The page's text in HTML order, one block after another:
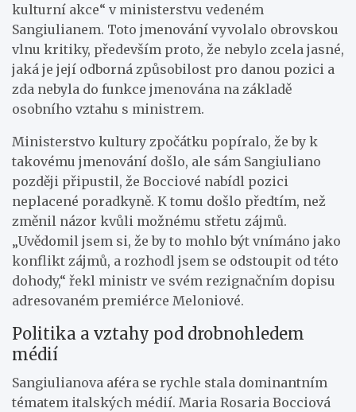
kulturní akce“ v ministerstvu vedeném
Sangiulianem. Toto jmenování vyvolalo obrovskou
vlnu kritiky, především proto, že nebylo zcela jasné,
jaká je její odborná způsobilost pro danou pozici a
zda nebyla do funkce jmenována na základě
osobního vztahu s ministrem.
Ministerstvo kultury zpočátku popíralo, že by k
takovému jmenování došlo, ale sám Sangiuliano
později připustil, že Bocciové nabídl pozici
neplacené poradkyně. K tomu došlo předtím, než
změnil názor kvůli možnému střetu zájmů.
„Uvědomil jsem si, že by to mohlo být vnímáno jako
konflikt zájmů, a rozhodl jsem se odstoupit od této
dohody,“ řekl ministr ve svém rezignačním dopisu
adresovaném premiérce Meloniové.
Politika a vztahy pod drobnohledem
médií
Sangiulianova aféra se rychle stala dominantním
tématem italských médií. Maria Rosaria Bocciová